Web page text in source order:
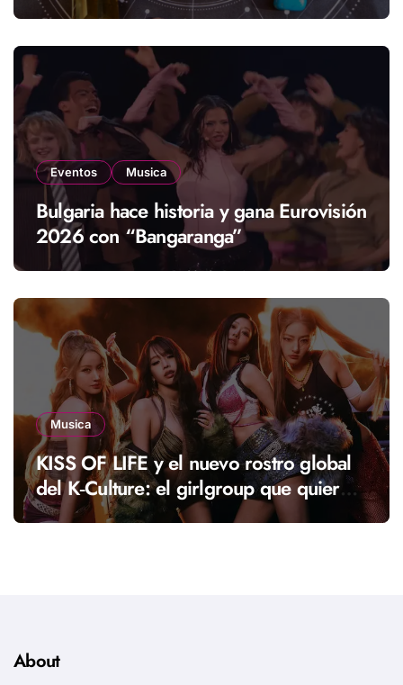
Eventos Musica
Bulgaria hace historia y gana Eurovisión
2026 con “Bangaranga”
Musica
KISS OF LIFE y el nuevo rostro global
del K‑Culture: el girlgroup que quiere
llevar una nueva energía al K‑pop
About